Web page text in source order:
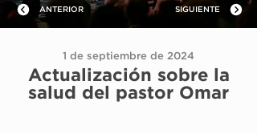
ANTERIOR SIGUIENTE
1 de septiembre de 2024
Actualización sobre la
salud del pastor Omar